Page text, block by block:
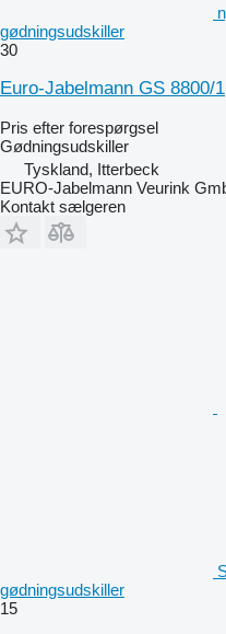
gødningsudskiller
30
Euro-Jabelmann GS 8800/1
Pris efter forespørgsel
Gødningsudskiller
Tyskland, Itterbeck
EURO-Jabelmann Veurink
Kontakt sælgeren
gødningsudskiller
15